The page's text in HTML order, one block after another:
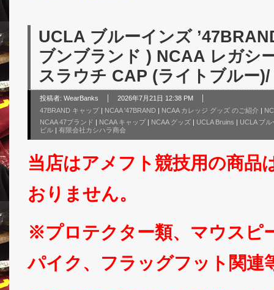
UCLA ブルーインズ
ブンブランド ) NCAA レガシ
スラウチ CAP (ライトブルー
投稿者: WearBanks
2026年7月21日 12:38 PM
47BRAND キャップ | NCAA '47BRAND | NCAA カレッジ グッズ のご紹介 |
NCAA 47ブランド
NCAA キャップ NCAA グッズ UCLA Bruins
UCLA ブ
ビル
有限会社カシハラ商会
当店はアメフト競技用の商品
おりません。
※プロテクター類、マウスピ
パイク、フラッグフット関連